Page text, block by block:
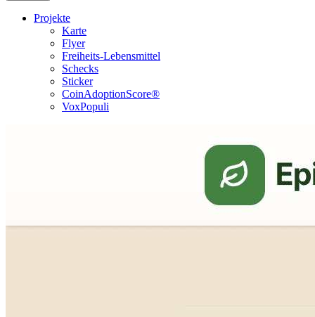
Projekte
Karte
Flyer
Freiheits-Lebensmittel
Schecks
Sticker
CoinAdoptionScore®
VoxPopuli